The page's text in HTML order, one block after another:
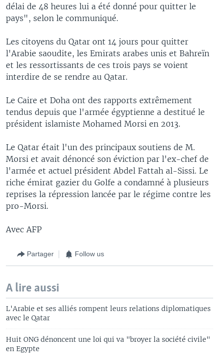
délai de 48 heures lui a été donné pour quitter le
pays", selon le communiqué.
Les citoyens du Qatar ont 14 jours pour quitter
l'Arabie saoudite, les Emirats arabes unis et Bahreïn
et les ressortissants de ces trois pays se voient
interdire de se rendre au Qatar.
Le Caire et Doha ont des rapports extrêmement
tendus depuis que l'armée égyptienne a destitué le
président islamiste Mohamed Morsi en 2013.
Le Qatar était l'un des principaux soutiens de M.
Morsi et avait dénoncé son éviction par l'ex-chef de
l'armée et actuel président Abdel Fattah al-Sissi. Le
riche émirat gazier du Golfe a condamné à plusieurs
reprises la répression lancée par le régime contre les
pro-Morsi.
Avec AFP
Partager Follow us
A lire aussi
L'Arabie et ses alliés rompent leurs relations diplomatiques
avec le Qatar
Huit ONG dénoncent une loi qui va "broyer la société civile"
en Egypte